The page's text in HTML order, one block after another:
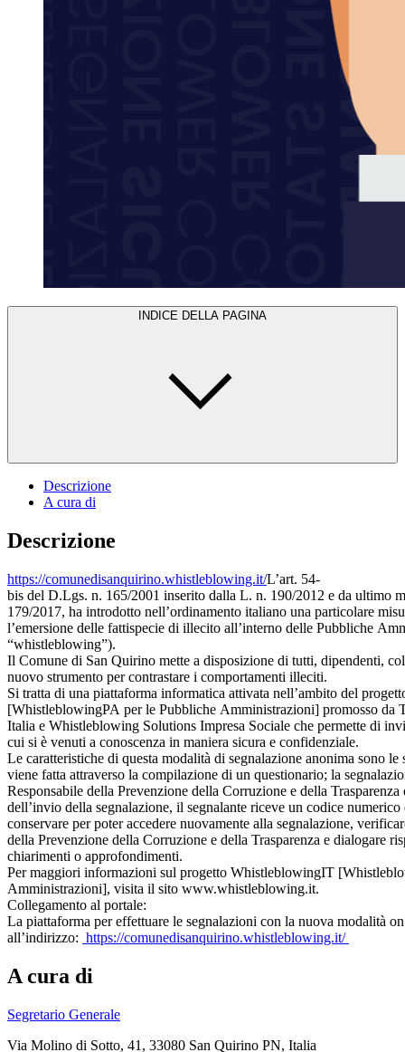
INDICE DELLA PAGINA
Descrizione
A cura di
Descrizione
https://comunedisanquirino.whistleblowing.it/L’art. 54-
bis del D.Lgs. n. 165/2001 inserito dalla L. n. 190/2012 e da ultimo
179/2017, ha introdotto nell’ordinamento italiano una particolare
l’emersione delle fattispecie di illecito all’interno delle Pubbliche
“whistleblowing”).
Il Comune di San Quirino mette a disposizione di tutti, dipendenti,
nuovo strumento per contrastare i comportamenti illeciti.
Si tratta di una piattaforma informatica attivata nell’ambito del
[WhistleblowingPA per le Pubbliche Amministrazioni] promosso da
Italia e Whistleblowing Solutions Impresa Sociale che permette di
cui si è venuti a conoscenza in maniera sicura e confidenziale.
Le caratteristiche di questa modalità di segnalazione anonima sono le
viene fatta attraverso la compilazione di un questionario; la
Responsabile della Prevenzione della Corruzione e della
dell’invio della segnalazione, il segnalante riceve un codice
conservare per poter accedere nuovamente alla segnalazione,
della Prevenzione della Corruzione e della Trasparenza e dialogare
chiarimenti o approfondimenti.
Per maggiori informazioni sul progetto WhistleblowingIT
Amministrazioni], visita il sito www.whistleblowing.it.
Collegamento al portale:
La piattaforma per effettuare le segnalazioni con la nuova modalità
all’indirizzo: https://comunedisanquirino.whistleblowing.it/
A cura di
Segretario Generale
Via Molino di Sotto, 41, 33080 San Quirino PN, Italia